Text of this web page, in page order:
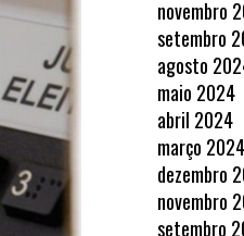
novembro
setembro
agosto
maio 2024
abril 2024
março 2024
dezembro
novembro
setembro